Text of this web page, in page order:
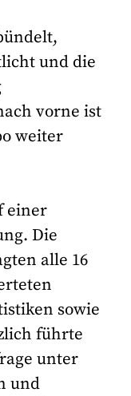
und die
vorne ist
weiter
einer
Die
alle 16
sowie
führte
unter
und